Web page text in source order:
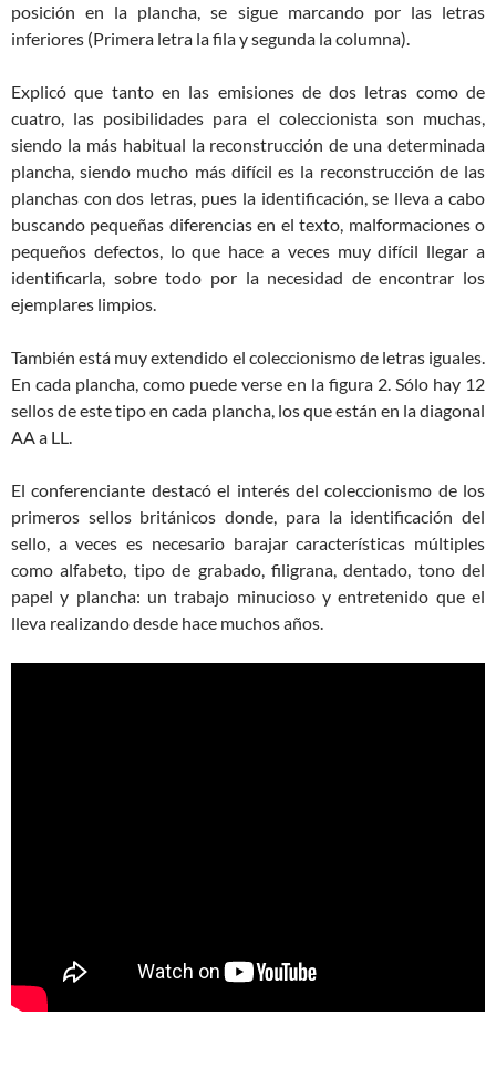
posición en la plancha, se sigue marcando por las letras
inferiores (Primera letra la fila y segunda la columna).
Explicó que tanto en las emisiones de dos letras como de
cuatro, las posibilidades para el coleccionista son muchas,
siendo la más habitual la reconstrucción de una determinada
plancha, siendo mucho más difícil es la reconstrucción de las
planchas con dos letras, pues la identificación, se lleva a cabo
buscando pequeñas diferencias en el texto, malformaciones o
pequeños defectos, lo que hace a veces muy difícil llegar a
identificarla, sobre todo por la necesidad de encontrar los
ejemplares limpios.
También está muy extendido el coleccionismo de letras iguales.
En cada plancha, como puede verse en la figura 2. Sólo hay 12
sellos de este tipo en cada plancha, los que están en la diagonal
AA a LL.
El conferenciante destacó el interés del coleccionismo de los
primeros sellos británicos donde, para la identificación del
sello, a veces es necesario barajar características múltiples
como alfabeto, tipo de grabado, filigrana, dentado, tono del
papel y plancha: un trabajo minucioso y entretenido que el
lleva realizando desde hace muchos años.